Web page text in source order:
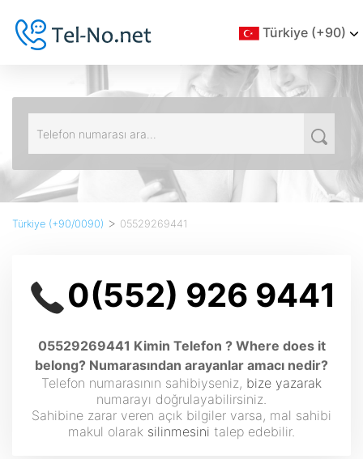
Türkiye (+90)
Türkiye (+90/0090) > 05529269441
0(552) 926 9441
05529269441 Kimin Telefon ? Where does it
belong? Numarasından arayanlar amacı nedir?
Telefon numarasının sahibiyseniz, bize yazarak
numarayı doğrulayabilirsiniz.
Sahibine zarar veren açık bilgiler varsa, mal sahibi
makul olarak silinmesini talep edebilir.